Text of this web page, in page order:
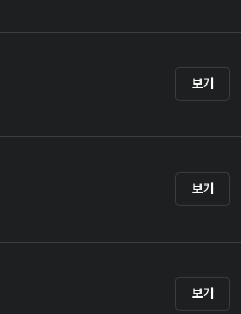
보기
보기
보기